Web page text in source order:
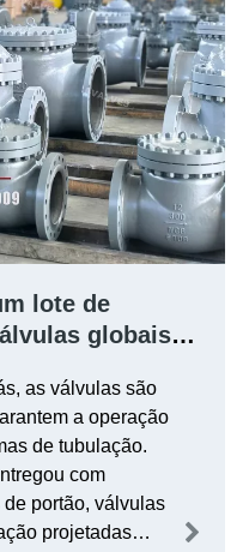
lote de
globais e
as válvulas são
a operação
de tubulação.
com
portão, válvulas
projetadas